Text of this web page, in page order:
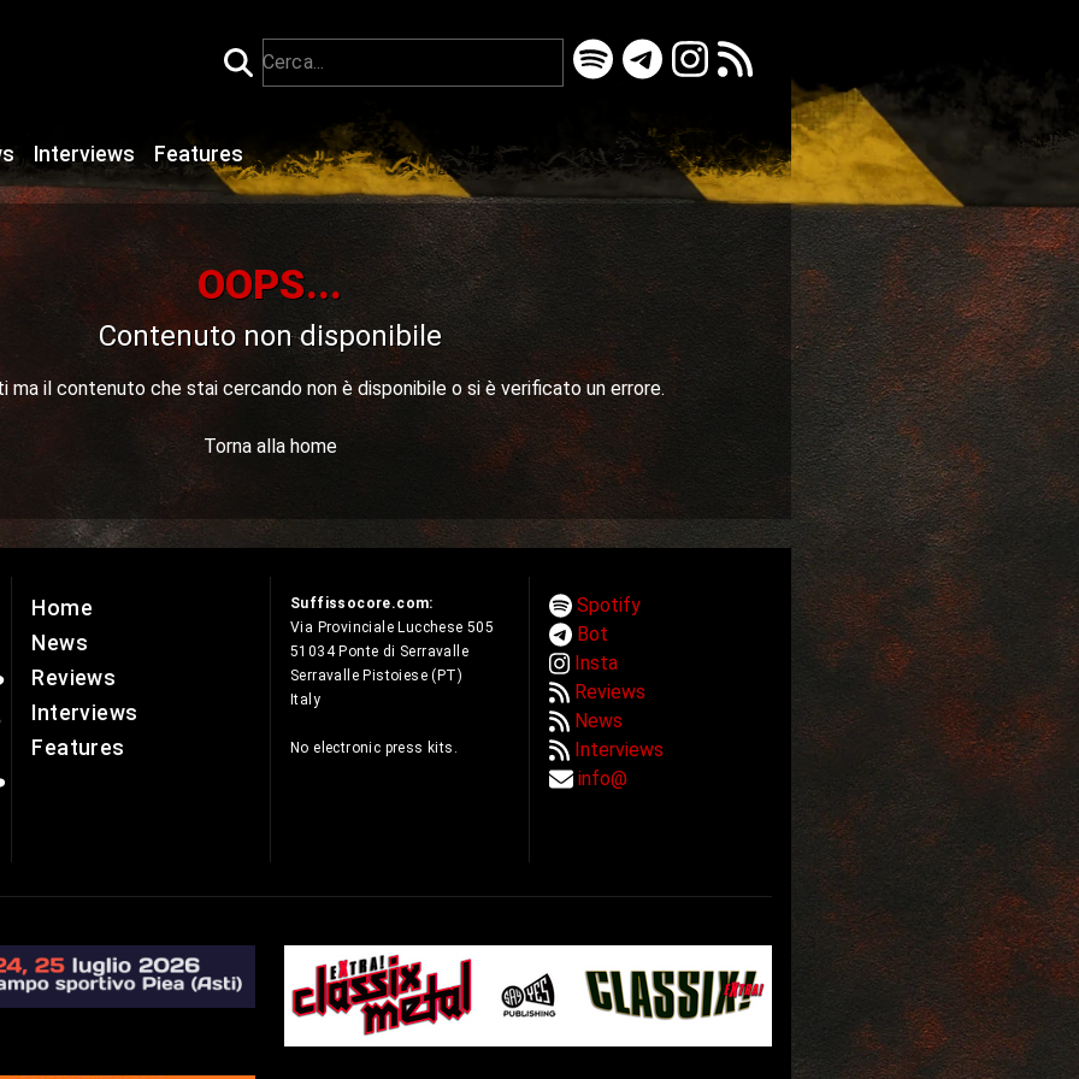
Interviews Features
OOPS...
Contenuto non disponibile
ma il contenuto che stai cercando non è disponibile o si è verificato un errore.
Torna alla home
Home
News
Reviews
Interviews
Features
Suffissocore.com:
Via Provinciale Lucchese 505
51034 Ponte di Serravalle
Serravalle Pistoiese (PT)
Italy
No electronic press kits.
Spotify
Bot
Insta
Reviews
News
Interviews
info@